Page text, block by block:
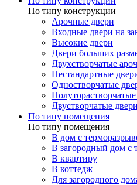
По типу конструкции
Арочные двери
Входные двери на
Высокие двери
Двери больших
Двухстворчатые
Нестандартные
Одностворчатые
Двустворчатые двери
По типу помещения
По типу помещения
В дом с
В загородный дом с
В квартиру
В коттедж
Для загородного